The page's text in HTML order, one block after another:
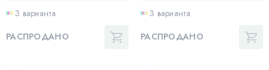
3 варианта
РАСПРОДАНО
3 варианта
РАСПРОДАНО